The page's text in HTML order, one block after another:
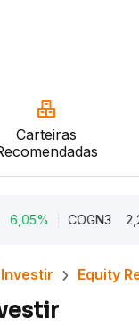
Carteiras
COGN3 2,22
Equity